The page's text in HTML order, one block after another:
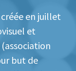
créée en juillet
et
but de